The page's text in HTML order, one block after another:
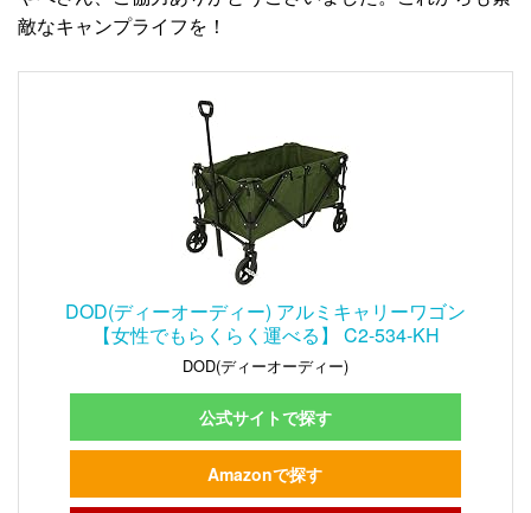
敵なキャンプライフを！
DOD(ディーオーディー) アルミキャリーワゴン
【女性でもらくらく運べる】 C2-534-KH
DOD(ディーオーディー)
公式サイトで探す
Amazonで探す